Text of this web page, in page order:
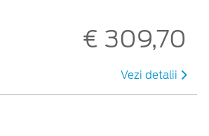
€ 309,70
Vezi detalii